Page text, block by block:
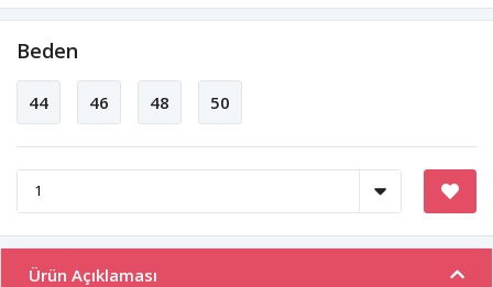
Beden
44 46 48 50
Ürün Açıklaması